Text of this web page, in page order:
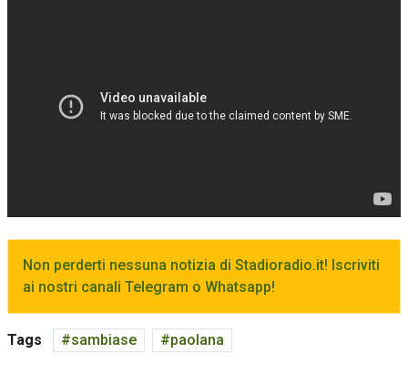
Non perderti nessuna notizia di Stadioradio.it! Iscriviti
ai nostri canali Telegram o Whatsapp!
Tags sambiase paolana